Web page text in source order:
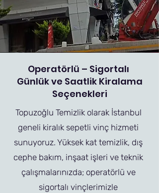
Operatörlü – Sigortalı
Günlük ve Saatlik Kiralama
Seçenekleri
Topuzoğlu Temizlik olarak İstanbul
geneli kiralık sepetli vinç hizmeti
sunuyoruz. Yüksek kat temizlik, dış
cephe bakım, inşaat işleri ve teknik
çalışmalarınızda; operatörlü ve
sigortalı vinçlerimizle